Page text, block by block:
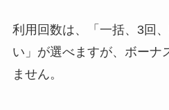
利用回数は、「⼀括、3回
い」が選べますが、ボーナ
ません。